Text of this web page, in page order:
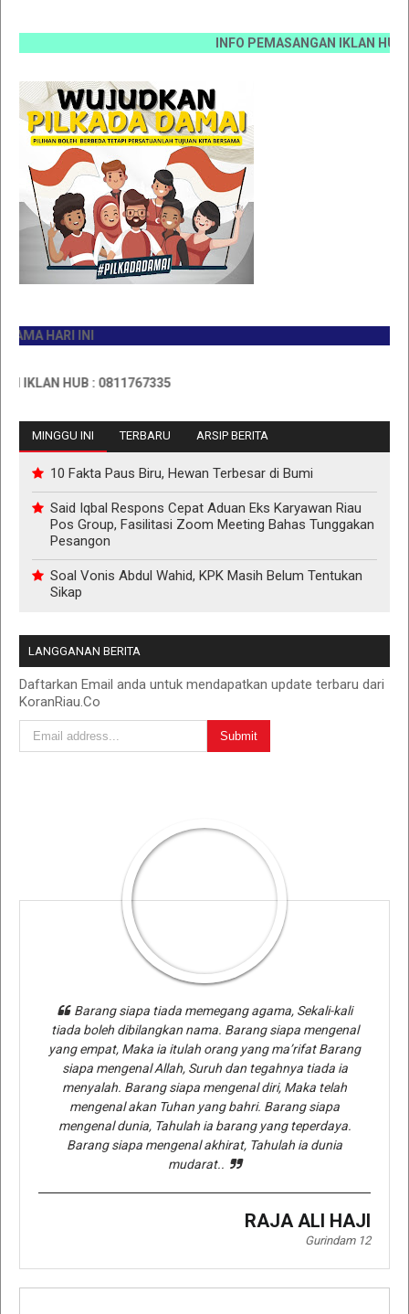
INFO PEMASANGAN IKLAN HUB
HARI INI
HUB : 0811767335
MINGGU INI TERBARU ARSIP BERITA
10 Fakta Paus Biru, Hewan Terbesar di Bumi
Said Iqbal Respons Cepat Aduan Eks Karyawan Riau
Pos Group, Fasilitasi Zoom Meeting Bahas Tunggakan
Pesangon
Soal Vonis Abdul Wahid, KPK Masih Belum Tentukan
Sikap
LANGGANAN BERITA
Daftarkan Email anda untuk mendapatkan update terbaru dari
KoranRiau.Co
Barang siapa tiada memegang agama, Sekali-kali
tiada boleh dibilangkan nama. Barang siapa mengenal
yang empat, Maka ia itulah orang yang ma’rifat Barang
siapa mengenal Allah, Suruh dan tegahnya tiada ia
menyalah. Barang siapa mengenal diri, Maka telah
mengenal akan Tuhan yang bahri. Barang siapa
mengenal dunia, Tahulah ia barang yang teperdaya.
Barang siapa mengenal akhirat, Tahulah ia dunia
mudarat..
RAJA ALI HAJI
Gurindam 12